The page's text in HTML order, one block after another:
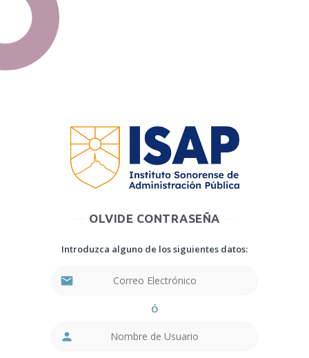
OLVIDE CONTRASEÑA
Introduzca alguno de los siguientes datos:
email
Ó
person